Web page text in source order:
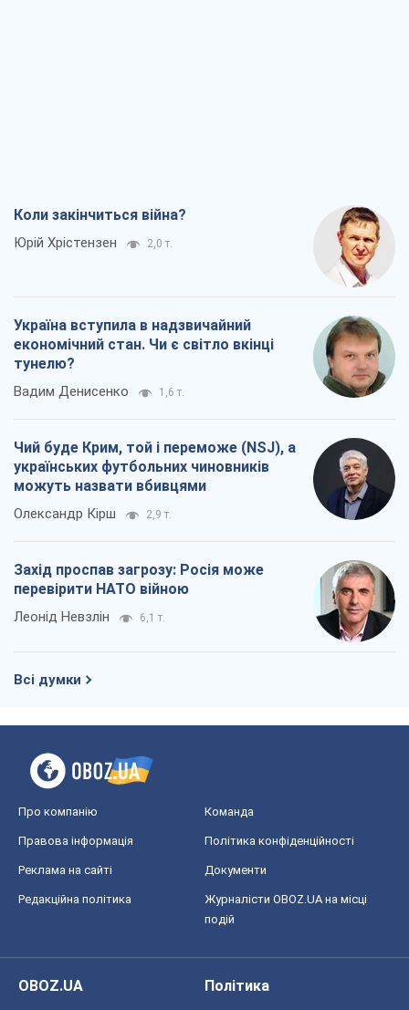
Коли закінчиться війна?
Юрій Хрістензен 2,0 т.
Україна вступила в надзвичайний
економічний стан. Чи є світло вкінці
тунелю?
Вадим Денисенко 1,6 т.
Чий буде Крим, той і переможе (NSJ), а
українських футбольних чиновників
можуть назвати вбивцями
Олександр Кірш 2,9 т.
Захід проспав загрозу: Росія може
перевірити НАТО війною
Леонід Невзлін 6,1 т.
Всі думки
Про компанію Команда
Правова інформація Політика конфіденційності
Реклама на сайті Документи
Редакційна політика
Журналісти OBOZ.UA на місці
подій
OBOZ.UA
Політика